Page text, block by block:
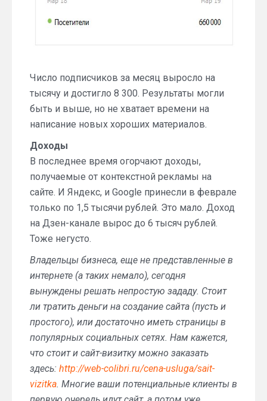
Число подписчиков за месяц выросло на
тысячу и достигло 8 300. Результаты могли
быть и выше, но не хватает времени на
написание новых хороших материалов.
Доходы
В последнее время огорчают доходы,
получаемые от контекстной рекламы на
сайте. И Яндекс, и Google принесли в феврале
только по 1,5 тысячи рублей. Это мало. Доход
на Дзен-канале вырос до 6 тысяч рублей.
Тоже негусто.
Владельцы бизнеса, еще не представленные в
интернете (а таких немало), сегодня
вынуждены решать непростую зададу. Стоит
ли тратить деньги на создание сайта (пусть и
простого), или достаточно иметь страницы в
популярных социальных сетях. Нам кажется,
что стоит и сайт-визитку можно заказать
здесь: http://web-colibri.ru/cena-usluga/sait-
vizitka. Многие ваши потенциальные клиенты в